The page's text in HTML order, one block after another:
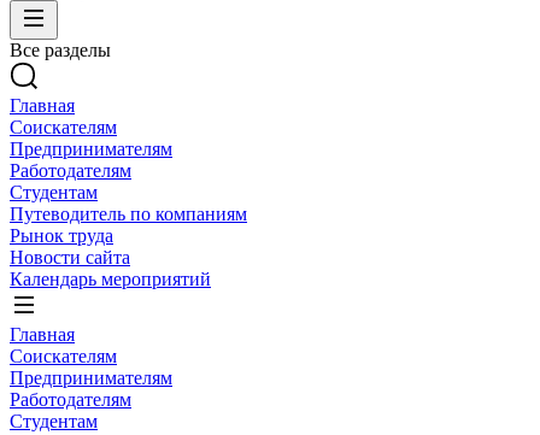
Все разделы
Главная
Соискателям
Предпринимателям
Работодателям
Студентам
Путеводитель по компаниям
Рынок труда
Новости сайта
Календарь мероприятий
Главная
Соискателям
Предпринимателям
Работодателям
Студентам